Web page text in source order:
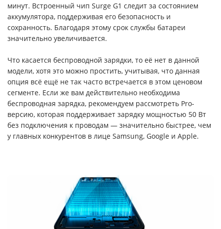
минут. Встроенный чип Surge G1 следит за состоянием
аккумулятора, поддерживая его безопасность и
сохранность. Благодаря этому срок службы батареи
значительно увеличивается.
Что касается беспроводной зарядки, то её нет в данной
модели, хотя это можно простить, учитывая, что данная
опция всё ещё не так часто встречается в этом ценовом
сегменте. Если же вам действительно необходима
беспроводная зарядка, рекомендуем рассмотреть Pro-
версию, которая поддерживает зарядку мощностью 50 Вт
без подключения к проводам — значительно быстрее, чем
у главных конкурентов в лице Samsung, Google и Apple.